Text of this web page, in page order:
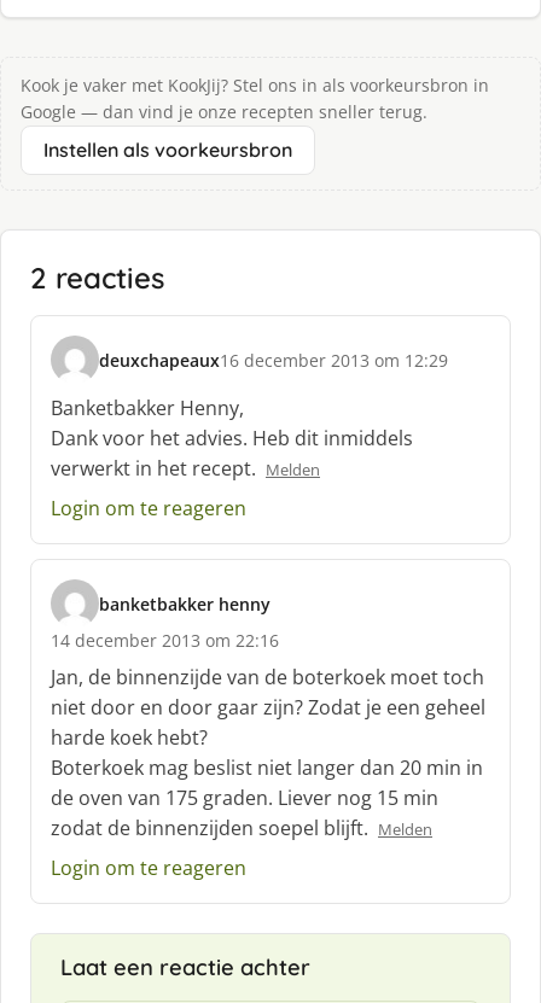
Kook je vaker met KookJij? Stel ons in als voorkeursbron in
Google — dan vind je onze recepten sneller terug.
Instellen als voorkeursbron
2 reacties
deuxchapeaux
s
c
h
r
e
e
:
16 december 2013 om 12:29
Banketbakker Henny,
Dank voor het advies. Heb dit inmiddels
verwerkt in het recept. Melden
Login om te reageren
banketbakker henny
s
c
h
r
e
e
f
:
14 december 2013 om 22:16
Jan, de binnenzijde van de boterkoek moet toch
niet door en door gaar zijn? Zodat je een geheel
harde koek hebt?
Boterkoek mag beslist niet langer dan 20 min in
de oven van 175 graden. Liever nog 15 min
zodat de binnenzijden soepel blijft. Melden
Login om te reageren
Laat een reactie achter